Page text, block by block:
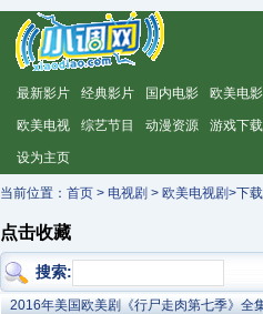
最新影片 经典影片 国内电影 欧美电影
欧美电视 综艺节目 动漫资源 游戏下载
设为主页
当前位置： 首页 > 电视剧 > 欧美电视剧>下
点击收藏
搜索:
2016年美国欧美剧《行尸走肉第七季》全